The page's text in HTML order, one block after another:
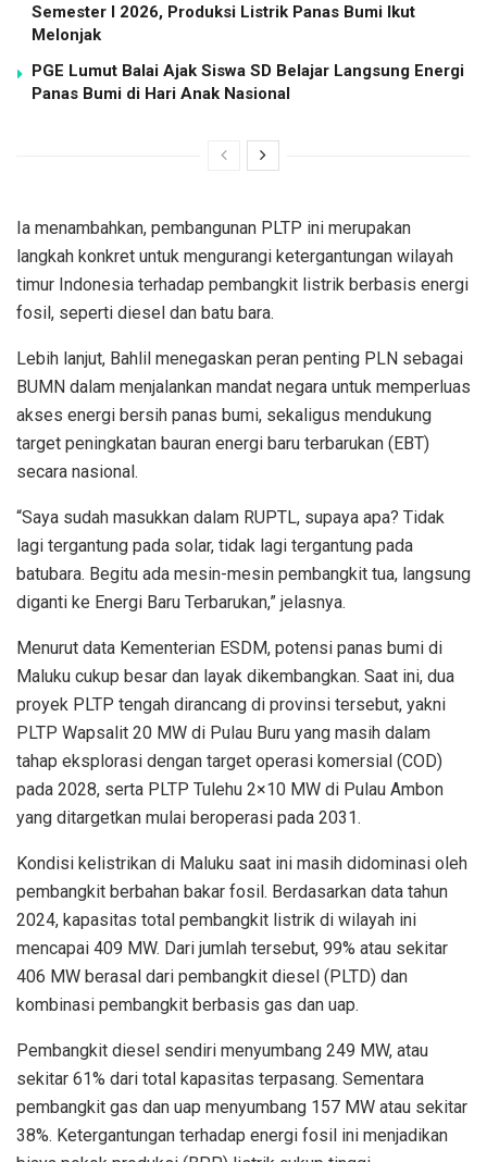
Semester I 2026, Produksi Listrik Panas Bumi Ikut
Melonjak
PGE Lumut Balai Ajak Siswa SD Belajar Langsung Energi
Panas Bumi di Hari Anak Nasional
Ia menambahkan, pembangunan PLTP ini merupakan
langkah konkret untuk mengurangi ketergantungan wilayah
timur Indonesia terhadap pembangkit listrik berbasis energi
fosil, seperti diesel dan batu bara.
Lebih lanjut, Bahlil menegaskan peran penting PLN sebagai
BUMN dalam menjalankan mandat negara untuk memperluas
akses energi bersih panas bumi, sekaligus mendukung
target peningkatan bauran energi baru terbarukan (EBT)
secara nasional.
“Saya sudah masukkan dalam RUPTL, supaya apa? Tidak
lagi tergantung pada solar, tidak lagi tergantung pada
batubara. Begitu ada mesin-mesin pembangkit tua, langsung
diganti ke Energi Baru Terbarukan,” jelasnya.
Menurut data Kementerian ESDM, potensi panas bumi di
Maluku cukup besar dan layak dikembangkan. Saat ini, dua
proyek PLTP tengah dirancang di provinsi tersebut, yakni
PLTP Wapsalit 20 MW di Pulau Buru yang masih dalam
tahap eksplorasi dengan target operasi komersial (COD)
pada 2028, serta PLTP Tulehu 2×10 MW di Pulau Ambon
yang ditargetkan mulai beroperasi pada 2031.
Kondisi kelistrikan di Maluku saat ini masih didominasi oleh
pembangkit berbahan bakar fosil. Berdasarkan data tahun
2024, kapasitas total pembangkit listrik di wilayah ini
mencapai 409 MW. Dari jumlah tersebut, 99% atau sekitar
406 MW berasal dari pembangkit diesel (PLTD) dan
kombinasi pembangkit berbasis gas dan uap.
Pembangkit diesel sendiri menyumbang 249 MW, atau
sekitar 61% dari total kapasitas terpasang. Sementara
pembangkit gas dan uap menyumbang 157 MW atau sekitar
38%. Ketergantungan terhadap energi fosil ini menjadikan